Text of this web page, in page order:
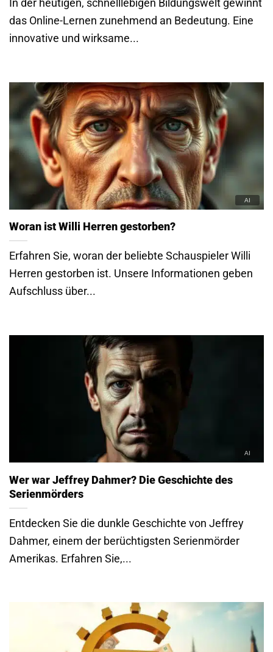
In der heutigen, schnelllebigen Bildungswelt gewinnt
das Online-Lernen zunehmend an Bedeutung. Eine
innovative und wirksame...
Woran ist Willi Herren gestorben?
Erfahren Sie, woran der beliebte Schauspieler Willi
Herren gestorben ist. Unsere Informationen geben
Aufschluss über...
Wer war Jeffrey Dahmer? Die Geschichte des
Serienmörders
Entdecken Sie die dunkle Geschichte von Jeffrey
Dahmer, einem der berüchtigsten Serienmörder
Amerikas. Erfahren Sie,...